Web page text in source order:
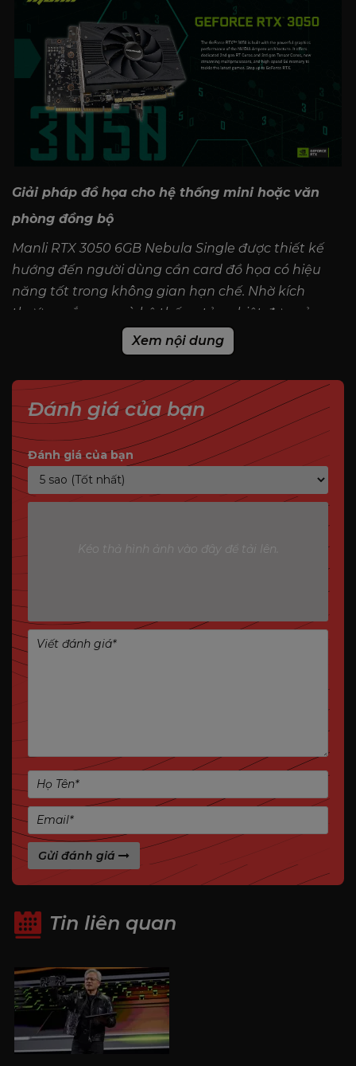
Giải pháp đồ họa cho hệ thống mini hoặc văn
phòng đồng bộ
Manli RTX 3050 6GB Nebula Single được thiết kế
hướng đến người dùng cần card đồ họa có hiệu
năng tốt trong không gian hạn chế. Nhờ kích
thước ngắn gọn và hệ thống tản nhiệt đơn, sản
phẩm này là lựa chọn hoàn hảo cho các bộ máy
mini-ITX, hệ thống đồng bộ, văn phòng hoặc HTPC.
Điểm nổi bật Manli GeForce RTX™ 3050 6GB
Nebula Single
Tản nhiệt đơn với quạt 9cm đảm bảo hoạt động
ổn định.
Không cần nguồn phụ, dễ dàng lắp trong các máy
sử dụng nguồn công suất thấp.
Trang bị đầy đủ cổng xuất hình: DisplayPort, HDMI,
DVI-D – hỗ trợ đa màn hình.
Bộ nhớ 6GB GDDR6 giúp xử lý mượt các tác vụ văn
phòng, học tập, đồ họa nhẹ và chơi game phổ
Thông số kỹ thuật Manli GeForce RTX™ 3050
6GB Nebula Single
Thông số kỹ thuật
Xem nội dung
Đánh giá của bạn
Đánh giá của bạn
Kéo thả hình ảnh vào đây để tải lên.
Gửi đánh giá
Tin liên quan